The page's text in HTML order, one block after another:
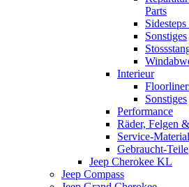
Parts
Sonstiges
Interieur
Sonstiges
Performance
Räder, Felgen
Service-Material
Gebraucht-Teile
Jeep Cherokee KL
Jeep Compass